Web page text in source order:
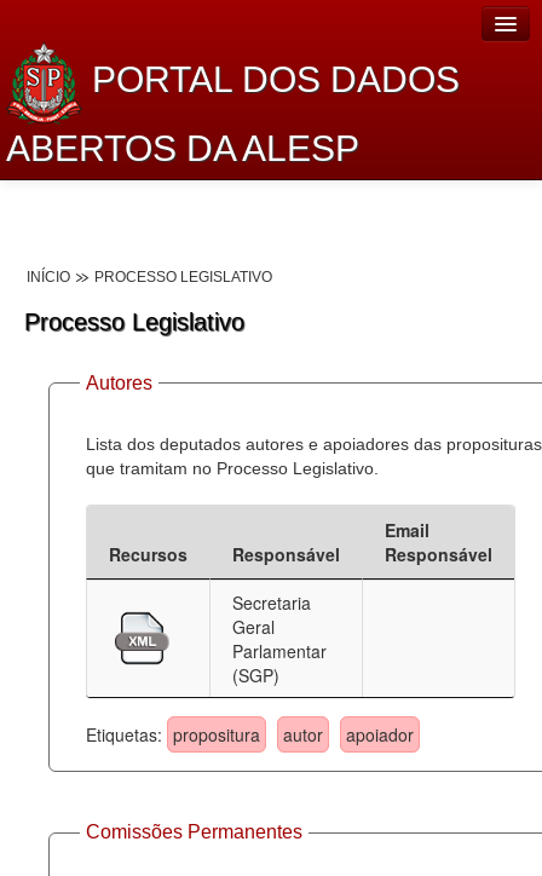
PORTAL DOS DADOS
ABERTOS DA ALESP
Lei de Acesso à Informação
Dados Governamentais Abertos
Planejamento
Catálogo de dados
Deputados Estaduais
Administração
Agenda
Perguntas frequentes
Contato
INÍCIO PROCESSO LEGISLATIVO
Processo Legislativo
Autores
Lista dos deputados autores e apoiadores das proposituras
que tramitam no Processo Legislativo.
Recursos Responsável
Email
Responsável
Secretaria
Geral
Parlamentar
(SGP)
Etiquetas: propositura autor apoiador
Comissões Permanentes